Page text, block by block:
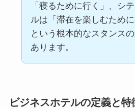
「寝るために行く」、シ
ルは「滞在を楽しむために
という根本的なスタンス
あります。
ビジネスホテルの定義と特